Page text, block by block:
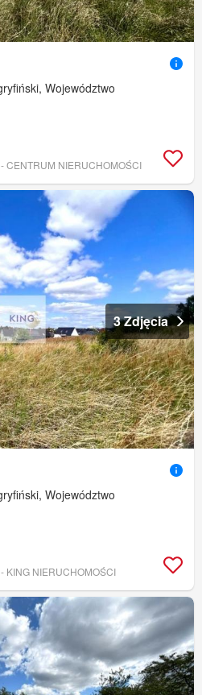
Województwo
CENTRUM NIERUCHOMOŚCI
3 Zdjęcia
Województwo
KING NIERUCHOMOŚCI